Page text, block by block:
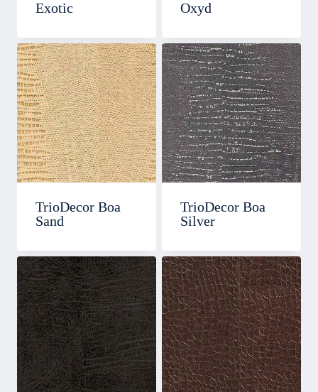
Exotic
Oxyd
TrioDecor Boa
Sand
TrioDecor Boa
Silver